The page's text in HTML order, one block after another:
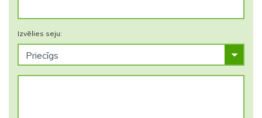
Izvēlies seju: